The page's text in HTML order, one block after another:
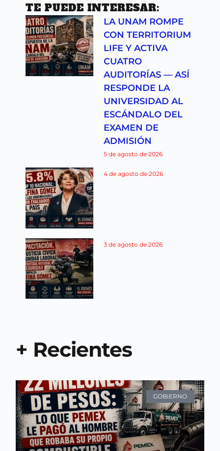
TE PUEDE INTERESAR:
LA UNAM ROMPE
CON TERRITORIUM
LIFE Y ACTIVA
CUATRO
AUDITORÍAS — ASÍ
RESPONDE LA
UNIVERSIDAD AL
ESCÁNDALO DEL
EXAMEN DE
ADMISIÓN
5 de agosto de 2026
4 de agosto de 2026
3 de agosto de 2026
+ Recientes
GOBIERNO